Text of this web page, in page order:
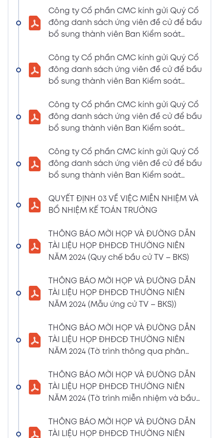
LIỆU HỌP ĐHĐCĐ THƯỜNG NIÊN NĂM 2024
(Tờ trình miễn nhiệm và bầu bổ sung TV –
6:07 PM
THÔNG BÁO MỜI HỌP VÀ ĐƯỜNG DẪN TÀI
LIỆU HỌP ĐHĐCĐ THƯỜNG NIÊN NĂM 2024
ứng cử TV – BKS)
02/04/2024
6:07 PM
LIỆU HỌP ĐHĐCĐ THƯỜNG NIÊN NĂM 2024
(The Biểu quyết)
Xem PDF
02/04/2024
THÔNG BÁO MỜI HỌP VÀ ĐƯỜNG DẪN TÀI
LIỆU HỌP ĐHĐCĐ THƯỜNG NIÊN NĂM 2024
(Phiếu Biểu quyết)
02/04/2024
6:07 PM
LIỆU HỌP ĐHĐCĐ THƯỜNG NIÊN NĂM 2024
(Phiếu Bầu bổ sung thành viên BKS)
Xem PDF
02/04/2024
THÔNG BÁO MỜI HỌP VÀ ĐƯỜNG DẪN TÀI
LIỆU HỌP ĐHĐCĐ THƯỜNG NIÊN NĂM 2024
(Dự thảo biên bản họp ĐHĐCĐ)
Xem PDF
6:07 PM
THÔNG BÁO MỜI HỌP VÀ ĐƯỜNG DẪN TÀI
LIỆU HỌP ĐHĐCĐ THƯỜNG NIÊN NĂM
01/04/2024
4:00 PM
Công ty Cổ phần CMC kính gửi Quý Cổ
đông danh sách ứng viên đề cử để bầu
bổ sung thành viên Ban Kiểm soát
Huyền)
Công ty Cổ phần CMC kính gửi Quý Cổ
đông danh sách ứng viên đề cử để bầu
bổ sung thành viên Ban Kiểm soát
Huyền)
Công ty Cổ phần CMC kính gửi Quý Cổ
đông danh sách ứng viên đề cử để bầu
bổ sung thành viên Ban Kiểm soát
Huyền)
Công ty Cổ phần CMC kính gửi Quý Cổ
đông danh sách ứng viên đề cử để bầu
bổ sung thành viên Ban Kiểm soát
Huyền)
QUYẾT ĐỊNH 03 VỀ VIỆC MIỄN NHIỆM VÀ
BỔ NHIỆM KẾ TOÁN TRƯỞNG
THÔNG BÁO MỜI HỌP VÀ ĐƯỜNG DẪN
TÀI LIỆU HỌP ĐHĐCĐ THƯỜNG NIÊN
NĂM 2024 (Quy chế bầu cử TV – BKS)
THÔNG BÁO MỜI HỌP VÀ ĐƯỜNG DẪN
TÀI LIỆU HỌP ĐHĐCĐ THƯỜNG NIÊN
NĂM 2024 (Mẫu ứng cử TV – BKS))
THÔNG BÁO MỜI HỌP VÀ ĐƯỜNG DẪN
TÀI LIỆU HỌP ĐHĐCĐ THƯỜNG NIÊN
NĂM 2024 (Tờ trình thông qua phân
BKS)
THÔNG BÁO MỜI HỌP VÀ ĐƯỜNG DẪN
TÀI LIỆU HỌP ĐHĐCĐ THƯỜNG NIÊN
NĂM 2024 (Tờ trình miễn nhiệm và bầu
THÔNG BÁO MỜI HỌP VÀ ĐƯỜNG DẪN
TÀI LIỆU HỌP ĐHĐCĐ THƯỜNG NIÊN